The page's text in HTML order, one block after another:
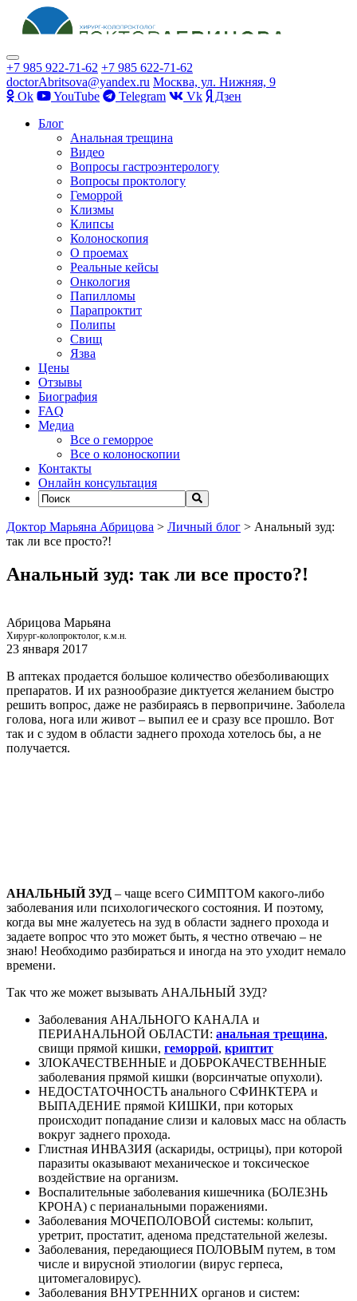
Показать/
Скрыть
навигацию
+7 985 922-71-62 +7 985 622-71-62
doctorAbritsova@yandex.ru Москва, ул. Нижняя, 9
Оk
YouTube Telegram Vk
Дзен
Перейти
содержимому
Блог
Анальная трещина
Видео
Вопросы гастроэнтерологу
Вопросы проктологу
Геморрой
Клизмы
Клипсы
Колоноскопия
О проемах
Реальные кейсы
Онкология
Папилломы
Парапроктит
Полипы
Свищ
Язва
Цены
Отзывы
Биография
FAQ
Медиа
Все о геморрое
Все о колоноскопии
Контакты
Онлайн консультация
Доктор Марьяна Абрицова > Личный блог > Анальный зуд:
так ли все просто?!
Анальный зуд: так ли все просто?!
Абрицова Марьяна
Хирург-колопроктолог, к.м.н.
23 января 2017
В аптеках продается большое количество обезболивающих
препаратов. И их разнообразие диктуется желанием быстро
решить вопрос, даже не разбираясь в первопричине. Заболела
голова, нога или живот – выпил ее и сразу все прошло. Вот
так и с зудом в области заднего прохода хотелось бы, а не
получается.
АНАЛЬНЫЙ ЗУД – чаще всего СИМПТОМ какого-либо
заболевания или психологического состояния. И поэтому,
когда вы мне жалуетесь на зуд в области заднего прохода и
задаете вопрос что это может быть, я честно отвечаю – не
знаю! Необходимо разбираться и иногда на это уходит немало
времени.
Так что же может вызывать АНАЛЬНЫЙ ЗУД?
Заболевания АНАЛЬНОГО КАНАЛА и
ПЕРИАНАЛЬНОЙ ОБЛАСТИ: анальная трещина,
свищи прямой кишки, геморрой, криптит
ЗЛОКАЧЕСТВЕННЫЕ и ДОБРОКАЧЕСТВЕННЫЕ
заболевания прямой кишки (ворсинчатые опухоли).
НЕДОСТАТОЧНОСТЬ анального СФИНКТЕРА и
ВЫПАДЕНИЕ прямой КИШКИ, при которых
происходит попадание слизи и каловых масс на область
вокруг заднего прохода.
Глистная ИНВАЗИЯ (аскариды, острицы), при которой
паразиты оказывают механическое и токсическое
воздействие на организм.
Воспалительные заболевания кишечника (БОЛЕЗНЬ
КРОНА) с перианальными поражениями.
Заболевания МОЧЕПОЛОВОЙ системы: кольпит,
уретрит, простатит, аденома предстательной железы.
Заболевания, передающиеся ПОЛОВЫМ путем, в том
числе и вирусной этиологии (вирус герпеса,
цитомегаловирус).
Заболевания ВНУТРЕННИХ органов и систем: